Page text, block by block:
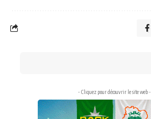
- Cliquez pour découvrir le site web -